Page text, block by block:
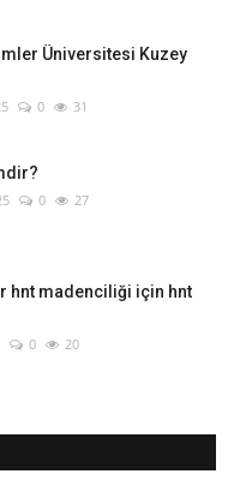
Üniversitesi Kuzey
0 31
0 27
hnt madenciliği için hnt
0 20